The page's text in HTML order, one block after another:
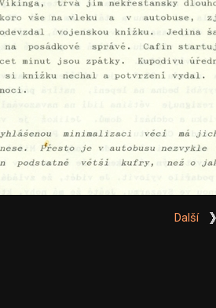
Další